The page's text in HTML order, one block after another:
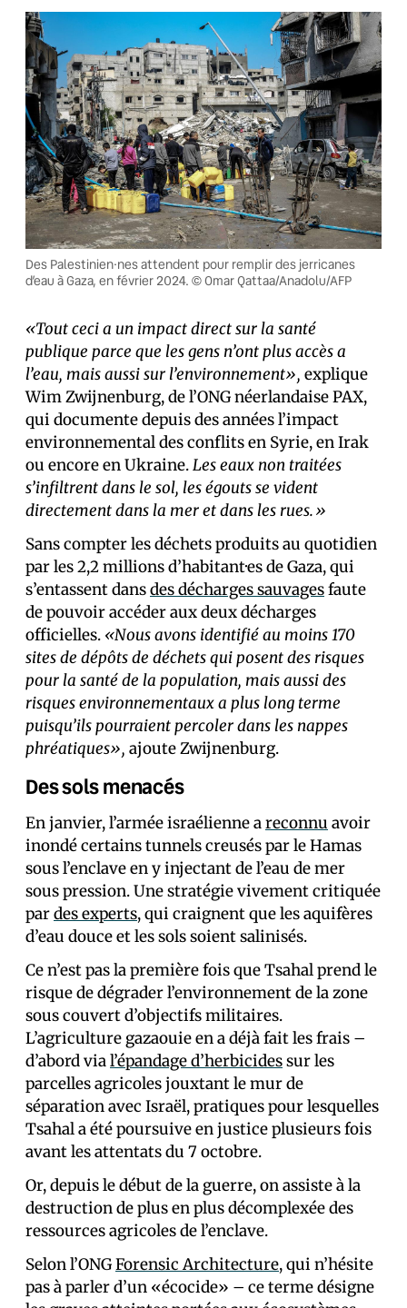
Des Palestinien·nes attendent pour remplir des jerricanes
d’eau à Gaza, en février 2024. © Omar Qattaa/Anadolu/AFP
«Tout ceci a un impact direct sur la santé
publique parce que les gens n’ont plus accès a
l’eau, mais aussi sur l’environnement», explique
Wim Zwijnenburg, de l’ONG néerlandaise PAX,
qui documente depuis des années l’impact
environnemental des conflits en Syrie, en Irak
ou encore en Ukraine.Les eaux non traitées
s’infiltrent dans le sol, les égouts se vident
directement dans la mer et dans les rues.»
Sans compter les déchets produits au quotidien
par les 2,2 millions d’habitant·es de Gaza, qui
s’entassent dansdes décharges sauvagesfaute
de pouvoir accéder aux deux décharges
officielles. «Nous avons identifié au moins 170
sites de dépôts de déchets qui posent des risques
pour la santé de la population, mais aussi des
risques environnementaux a plus long terme
puisqu’ils pourraient percoler dans les nappes
phréatiques», ajoute Zwijnenburg.
Des sols menacés
En janvier, l’armée israélienne areconnu avoir
inondé certains tunnels creusés par le Hamas
sous l’enclave en y injectant de l’eau de mer
sous pression. Une stratégie vivement critiquée
pardes experts, qui craignent que les aquifères
d’eau douce et les sols soient salinisés.
Ce n’est pas la première fois que Tsahal prend le
risque de dégrader l’environnement de la zone
sous couvert d’objectifs militaires.
L’agriculture gazaouie en a déjà fait les frais –
d’abord vial’épandage d’herbicidessur les
parcelles agricoles jouxtant le mur de
séparation avec Israël, pratiques pour lesquelles
Tsahal a été poursuive en justice plusieurs fois
avant les attentats du 7 octobre.
Or, depuis le début de la guerre, on assiste à la
destruction de plus en plus décomplexée des
ressources agricoles de l’enclave.
Selon l’ONGForensic Architecture, qui n’hésite
pas à parler d’un «écocide» – ce terme désigne